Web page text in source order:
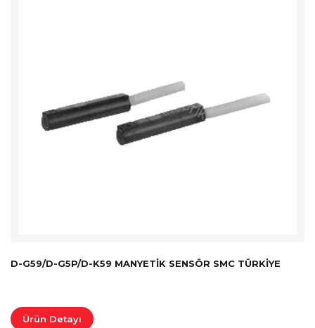
D-G59/D-G5P/D-K59 MANYETIK SENSÖR SMC TÜRKİYE
Ürün Detayı